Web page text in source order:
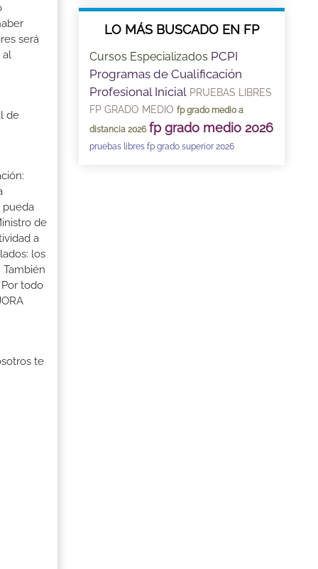
será
al
de
pueda
de
a
los
todo
te
LO MÁS BUSCADO EN FP
Cursos Especializados PCPI
Programas de Cualificación
Profesional Inicial PRUEBAS LIBRES
FP GRADO MEDIO fp grado medio a
distancia 2026 fp grado medio 2026
pruebas libres fp grado superior 2026